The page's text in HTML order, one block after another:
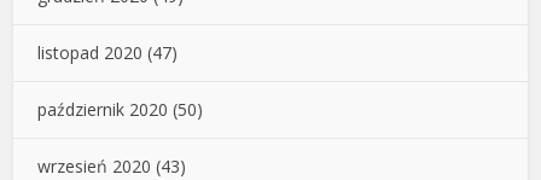
listopad 2020 (47)
październik 2020 (50)
wrzesień 2020 (43)